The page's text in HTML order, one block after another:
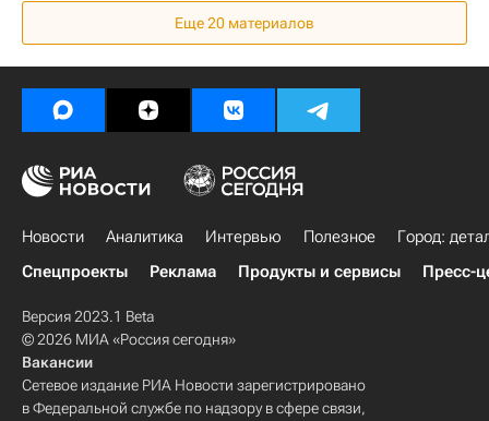
Россия
Еще 20 материалов
Новости Аналитика Интервью Полезное
Город:
Спецпроекты
Реклама Продукты и сервисы Пресс-
Версия 2023.1 Beta
© 2026 МИА «Россия сегодня»
Вакансии
Сетевое издание РИА Новости зарегистрировано
в Федеральной службе по надзору в сфере связи,